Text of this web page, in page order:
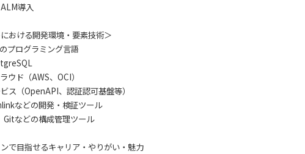
導入
おける開発環境・要素技術＞
プログラミング言語
ウド（AWS、OCI）
ビス（OpenAPI、認証認可基盤等）
などの開発・検証ツール
Gitなどの構成管理ツール
で目指せるキャリア・やりがい・魅力